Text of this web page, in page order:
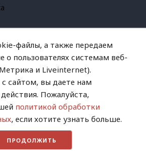
файлы, а также передаем
о пользователях системам веб-
и Liveinternet).
сайтом, вы даете нам
Пожалуйста,
политикой обработки
, если хотите узнать больше.
ПРОДОЛЖИТЬ